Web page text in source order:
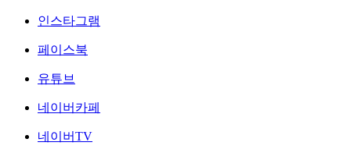
인스타그램
페이스북
유튜브
네이버카페
네이버TV